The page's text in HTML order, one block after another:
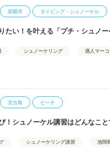
那覇市 ダイビング・シュノーケル
たい！を叶える「プチ・シュノー
シュノーケリング 酒人マーコ
宮古島 ビーチ
！シュノーケル講習はどんなこと
シュノーケリング講習 池間